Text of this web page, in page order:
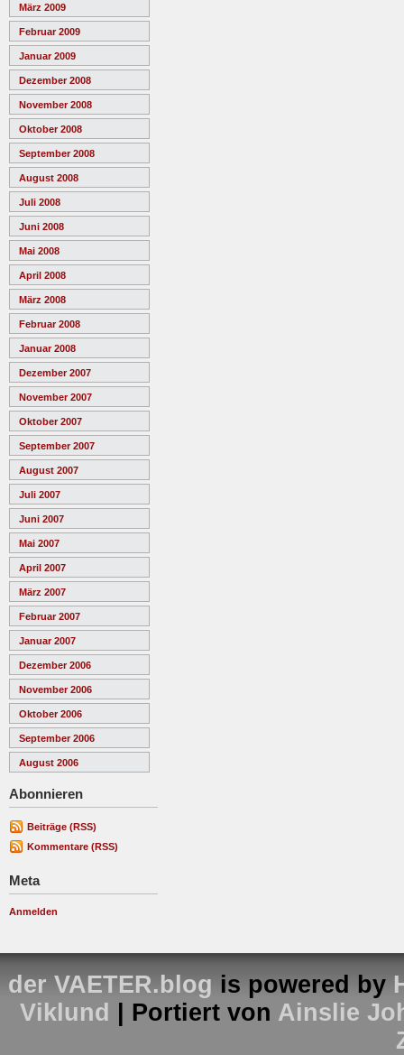
März 2009
Februar 2009
Januar 2009
Dezember 2008
November 2008
Oktober 2008
September 2008
August 2008
Juli 2008
Juni 2008
Mai 2008
April 2008
März 2008
Februar 2008
Januar 2008
Dezember 2007
November 2007
Oktober 2007
September 2007
August 2007
Juli 2007
Juni 2007
Mai 2007
April 2007
März 2007
Februar 2007
Januar 2007
Dezember 2006
November 2006
Oktober 2006
September 2006
August 2006
Abonnieren
Beiträge (RSS)
Kommentare (RSS)
Meta
Anmelden
der VAETER.blog is powered by
Viklund
| Portiert von Ainslie